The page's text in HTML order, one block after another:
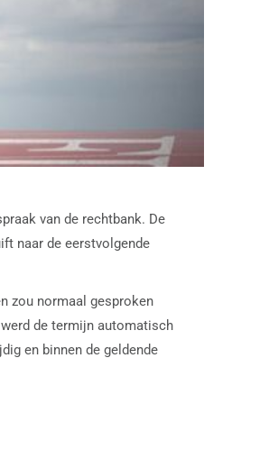
van de rechtbank. De
naar de eerstvolgende
zou normaal gesproken
de termijn automatisch
en binnen de geldende